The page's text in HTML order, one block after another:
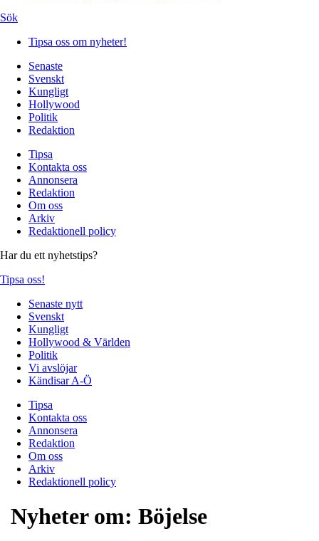
Sök
Tipsa oss om nyheter!
Senaste
Svenskt
Kungligt
Hollywood
Politik
Redaktion
Tipsa
Kontakta oss
Annonsera
Redaktion
Om oss
Arkiv
Redaktionell policy
Har du ett nyhetstips?
Tipsa oss!
Senaste nytt
Svenskt
Kungligt
Hollywood & Världen
Politik
Vi avslöjar
Kändisar A-Ö
Tipsa
Kontakta oss
Annonsera
Redaktion
Om oss
Arkiv
Redaktionell policy
Nyheter om: Böjelse